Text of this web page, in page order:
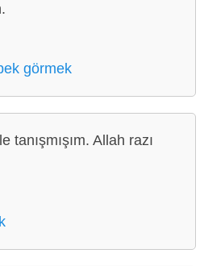
görmek
tanışmışım. Allah razı